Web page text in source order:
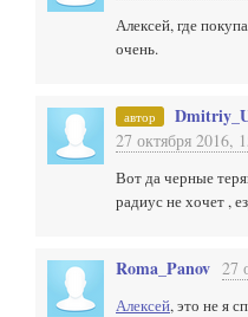
Алексей, где
очень.
автор
27 октября 2016,
Вот да черные
радиус не хочет ,
Roma_Panov 27
Алексей, это не я